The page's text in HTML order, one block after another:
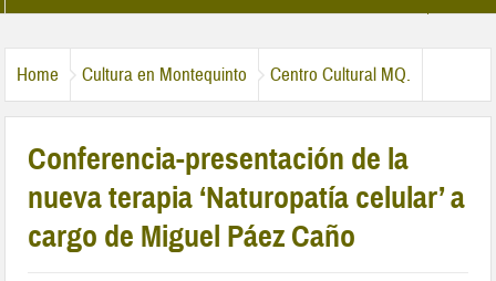
Home Cultura en Montequinto Centro Cultural MQ.
Conferencia-presentación de la
nueva terapia ‘Naturopatía celular’ a
cargo de Miguel Páez Caño